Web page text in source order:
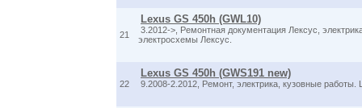
21
Lexus GS 450h (GWL10)
3.2012->, Ремонтная документация Лексус,
электросхемы Лексус.
22
Lexus GS 450h (GWS191 new)
9.2008-2.2012, Ремонт, электрика, кузовные